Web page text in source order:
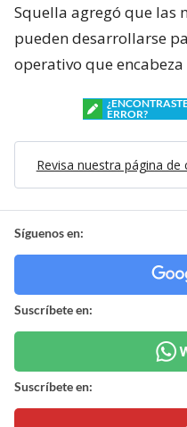
Squella agregó que las
pueden desarrollarse
operativo que
ERROR?
Revisa nuestra página de
Síguenos en:
Suscríbete en:
Suscríbete en: